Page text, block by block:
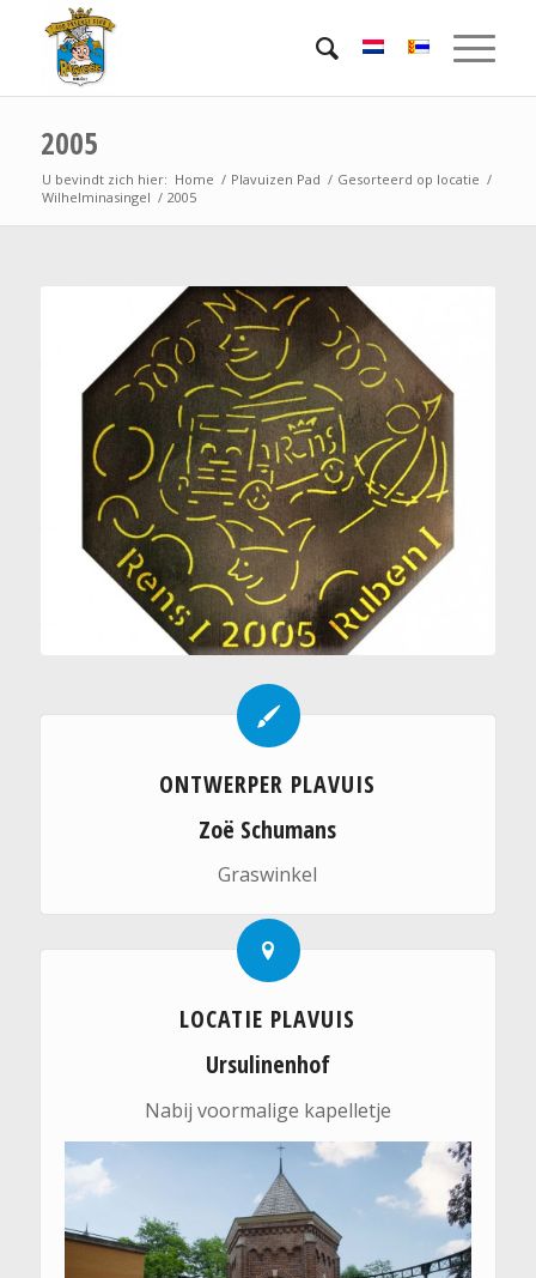
2005
U bevindt zich hier: Home / Plavuizen Pad / Gesorteerd op locatie /
Wilhelminasingel / 2005
ONTWERPER PLAVUIS
Zoë Schumans
Graswinkel
LOCATIE PLAVUIS
Ursulinenhof
Nabij voormalige kapelletje